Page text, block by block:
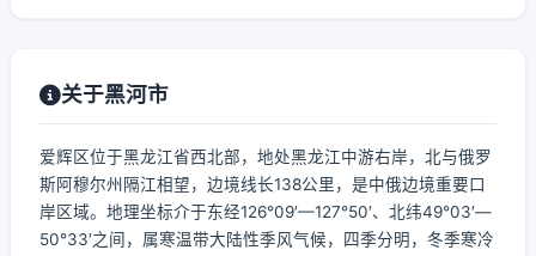
关于黑河市
爱辉区位于黑龙江省西北部，地处黑龙江中游右岸，北与俄罗
斯阿穆尔州隔江相望，边境线长138公里，是中俄边境重要口
岸区域。地理坐标介于东经126°09′—127°50′、北纬49°03′—
50°33′之间，属寒温带大陆性季风气候，四季分明，冬季寒冷